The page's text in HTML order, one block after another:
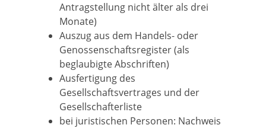
Antragstellung nicht älter als drei
Monate)
Auszug aus dem Handels- oder
Genossenschaftsregister (als
beglaubigte Abschriften)
Ausfertigung des
Gesellschaftsvertrages und der
Gesellschafterliste
bei juristischen Personen: Nachweis